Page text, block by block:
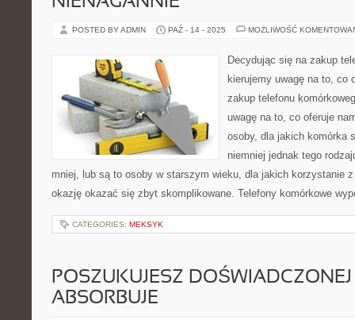
POSTED BY ADMIN PAŹ - 14 - 2025 MOŻLIWOŚĆ
Decydując się na zakup
kierujemy uwagę na to, co
zakup telefonu
uwagę na to, co oferuje
osoby, dla jakich komórka
niemniej jednak tego
mniej, lub są to osoby w starszym wieku, dla jakich korzystanie
okazję okazać się zbyt skomplikowane. Telefony komórkowe
CATEGORIES: MEKSYK
POSZUKUJESZ
ABSORBUJE